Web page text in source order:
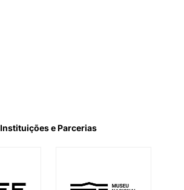
Instituições e Parcerias